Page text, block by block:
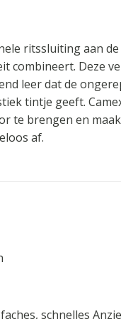
ritssluiting aan
combineert. Deze
leer dat de
tintje geeft.
te brengen en
af.
schnelles